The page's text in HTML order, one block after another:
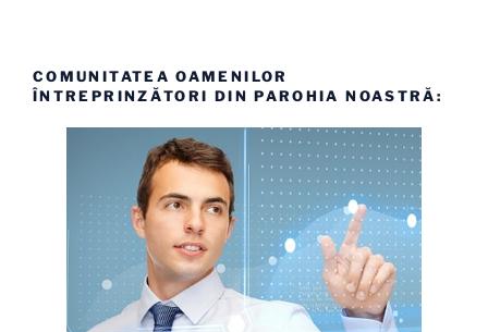
COMUNITATEA OAMENILOR
ÎNTREPRINZĂTORI DIN PAROHIA NOASTRĂ: